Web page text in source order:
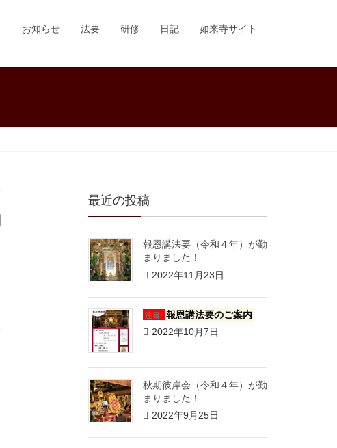
お知らせ 法要 研修 日記 如来寺サイト
最近の投稿
報恩講法要（令和４年）が勤
まりました！
2022年11月23日
注目! 報恩講法要のご案内
2022年10月7日
秋期彼岸会（令和４年）が勤
まりました！
2022年9月25日